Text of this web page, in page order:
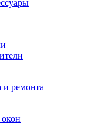
и ремонта